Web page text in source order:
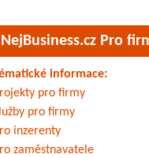
NejBusiness.cz Pro
informace:
pro firmy
pro firmy
inzerenty
zaměstnavatele